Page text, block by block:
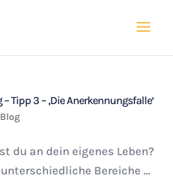
Tipp 3 – ‚Die Anerkennungsfalle‘
Blog
du an dein eigenes Leben?
Bereiche …